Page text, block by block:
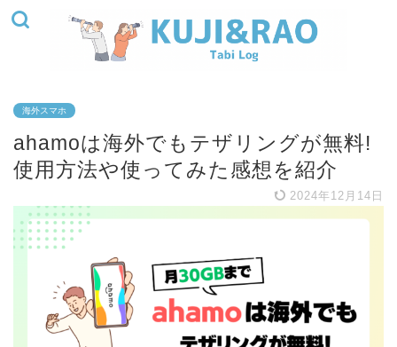
海外スマホ
ahamoは海外でもテザリングが無料!
使用方法や使ってみた感想を紹介
2024年12月14日